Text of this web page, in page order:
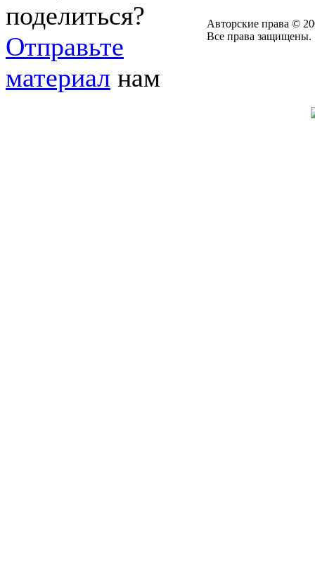
поделиться?
Отправьте
материал нам
Авторские права ©
Все права защищены.